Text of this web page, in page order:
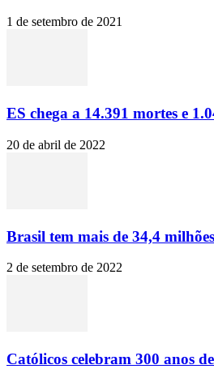
1 de setembro de 2021
ES chega a 14.391 mortes e
20 de abril de 2022
Brasil tem mais de 34,4
2 de setembro de 2022
Católicos celebram 300 anos